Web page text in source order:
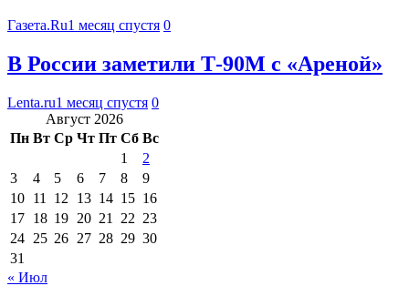
Газета.Ru1 месяц спустя 0
В России заметили Т-90М с «Ареной»
Lenta.ru1 месяц спустя 0
Август 2026
Пн Вт Ср Чт Пт Сб Вс
1
2
3
4 5 6 7 8
9
10 11 12 13 14 15 16
17 18 19 20 21 22 23
24 25 26 27 28 29 30
31
« Июл